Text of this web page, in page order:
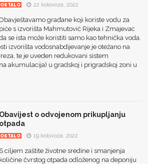
OSTALO 22 kolovoza, 2022
građane koji koriste vodu za
piće s izvorišta Mahmutović Rijeka i Zmajevac
se ista može koristiti samo kao tehnička voda.
izvorišta vodosnabdijevanje je otežano na
te je uveden redukovani sistem
akumulacija) u gradskoj i prigradskoj zoni u
Obavijest o odvojenom prikupljanju
otpada
OSTALO 19 kolovoza, 2022
S ciljem zaštite životne sredine i smanjenja
količine čvrstog otpada odloženog na deponiju